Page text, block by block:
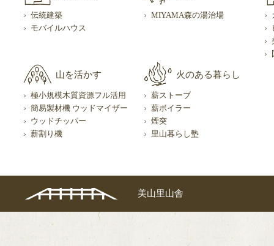
伝統建築
モバイルハウス
MIYAMA森の湯治場
山を活かす
極小規模木質資源フル活用
簡易製材機 ウッドマイザー
ウッドチッパー
薪割り機
火のある暮らし
薪ストーブ
薪ボイラー
煙突
里山暮らし塾
美山里山舎